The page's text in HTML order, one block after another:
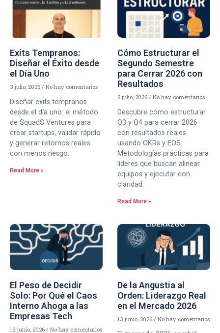
Exits Tempranos:
Diseñar el Éxito desde
el Día Uno
3 julio, 2026 No hay comentarios
Diseñar exits tempranos
desde el día uno: el método
de SquadS Ventures para
crear startups, validar rápido
y generar retornos reales
con menos riesgo.
Read More »
Cómo Estructurar el
Segundo Semestre
para Cerrar 2026 con
Resultados
2 julio, 2026 No hay comentarios
Descubre cómo estructurar
Q3 y Q4 para cerrar 2026
con resultados reales
usando OKRs y EOS.
Metodologías prácticas para
líderes que buscan alinear
equipos y ejecutar con
claridad.
Read More »
El Peso de Decidir
Solo: Por Qué el Caos
Interno Ahoga a las
Empresas Tech
13 junio, 2026 No hay comentarios
De la Angustia al
Orden: Liderazgo Real
en el Mercado 2026
13 junio, 2026 No hay comentarios